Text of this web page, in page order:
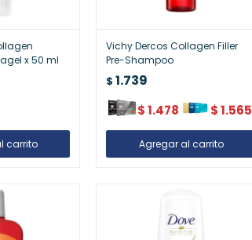
x 50 ml
Vichy Dercos Collagen Filler
Pre-Shampoo
$ 1.739
$1.478 $1.565